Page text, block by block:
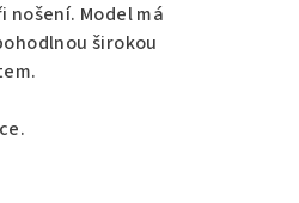
Model má
širokou